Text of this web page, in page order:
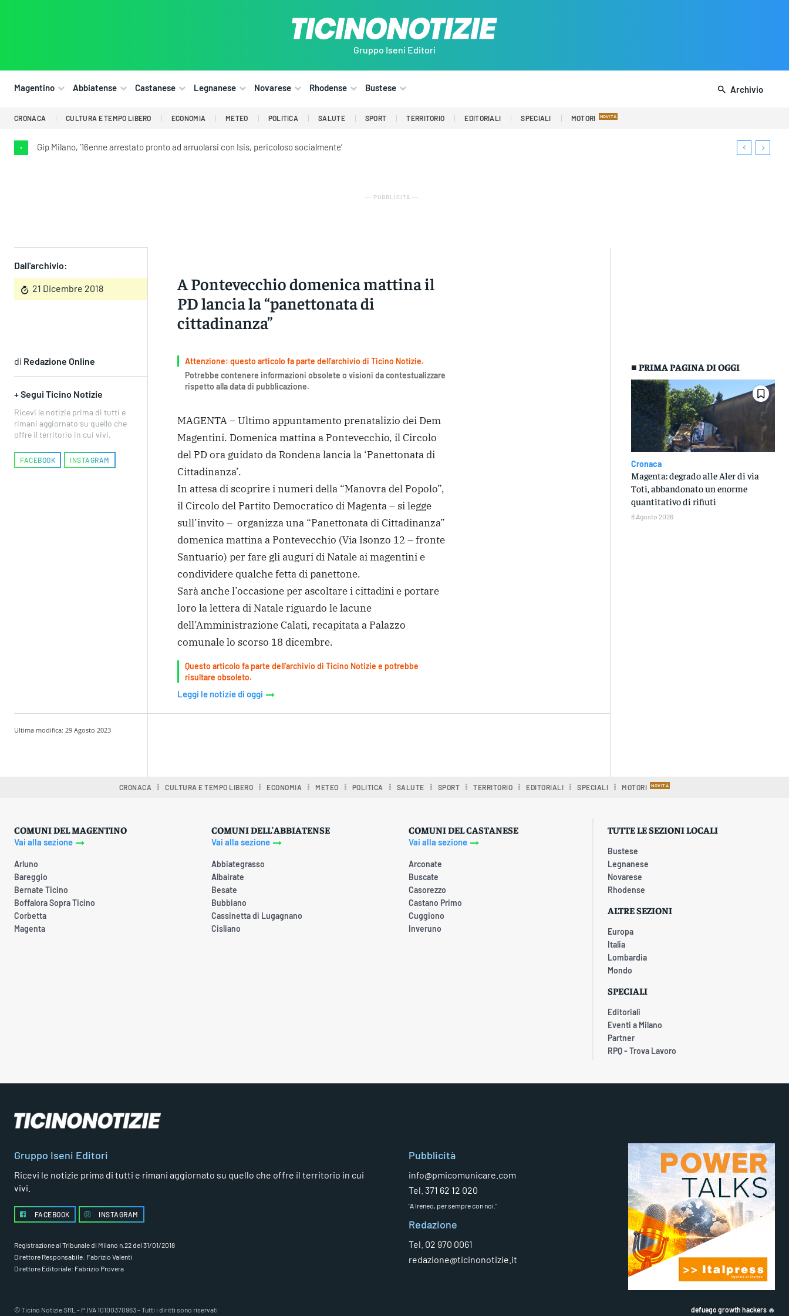
Gruppo Iseni Editori
Magentino Abbiatense Castanese Legnanese Novarese Rhodense Bustese Archivio
CRONACA CULTURA E TEMPO LIBERO ECONOMIA METEO POLITICA SALUTE SPORT TERRITORIO EDITORIALI SPECIALI MOTORI
• Gip Milano, ’16enne arrestato pronto ad arruolarsi con Isis, pericoloso socialmente’
― PUBBLICITÀ ―
Dall'archivio:
21 Dicembre 2018
A Pontevecchio domenica mattina il
PD lancia la “panettonata di
cittadinanza”
di Redazione Online
+ Segui Ticino Notizie
Ricevi le notizie prima di tutti e
rimani aggiornato su quello che
offre il territorio in cui vivi.
FACEBOOK INSTAGRAM
Attenzione: questo articolo fa parte dell'archivio di Ticino Notizie.
Potrebbe contenere informazioni obsolete o visioni da contestualizzare
rispetto alla data di pubblicazione.
MAGENTA – Ultimo appuntamento prenatalizio dei Dem
Magentini. Domenica mattina a Pontevecchio, il Circolo
del PD ora guidato da Rondena lancia la ‘Panettonata di
Cittadinanza’.
In attesa di scoprire i numeri della “Manovra del Popolo”,
il Circolo del Partito Democratico di Magenta – si legge
sull’invito – organizza una “Panettonata di Cittadinanza”
domenica mattina a Pontevecchio (Via Isonzo 12 – fronte
Santuario) per fare gli auguri di Natale ai magentini e
condividere qualche fetta di panettone.
Sarà anche l’occasione per ascoltare i cittadini e portare
loro la lettera di Natale riguardo le lacune
dell’Amministrazione Calati, recapitata a Palazzo
comunale lo scorso 18 dicembre.
Questo articolo fa parte dell'archivio di Ticino Notizie e potrebbe
risultare obsoleto.
Leggi le notizie di oggi
■ PRIMA PAGINA DI OGGI
Cronaca
Magenta: degrado alle Aler di via
Toti, abbandonato un enorme
quantitativo di rifiuti
8 Agosto 2026
Ultima modifica: 29 Agosto 2023
CRONACA CULTURA E TEMPO LIBERO ECONOMIA METEO POLITICA SALUTE SPORT TERRITORIO EDITORIALI SPECIALI MOTORI
COMUNI DEL MAGENTINO
Vai alla sezione
Arluno
Bareggio
Bernate Ticino
Boffalora Sopra Ticino
Corbetta
Magenta
COMUNI DELL'ABBIATENSE
Vai alla sezione
Abbiategrasso
Albairate
Besate
Bubbiano
Cassinetta di Lugagnano
Cisliano
COMUNI DEL CASTANESE
Vai alla sezione
Arconate
Buscate
Casorezzo
Castano Primo
Cuggiono
Inveruno
TUTTE LE SEZIONI LOCALI
Bustese
Legnanese
Novarese
Rhodense
ALTRE SEZIONI
Europa
Italia
Lombardia
Mondo
SPECIALI
Editoriali
Eventi a Milano
Partner
RPQ - Trova Lavoro
Gruppo Iseni Editori
Ricevi le notizie prima di tutti e rimani aggiornato su quello che offre il territorio in cui
vivi.
FACEBOOK INSTAGRAM
Registrazione al Tribunale di Milano n.22 del 31/01/2018
Direttore Responsabile: Fabrizio Valenti
Direttore Editoriale: Fabrizio Provera
Pubblicità
info@pmicomunicare.com
Tel. 371 62 12 020
"A Ireneo, per sempre con noi."
Redazione
Tel. 02 970 0061
redazione@ticinonotizie.it
© Ticino Notizie SRL - P.IVA 10100370963 - Tutti i diritti sono riservati defuego growth hackers 🔥